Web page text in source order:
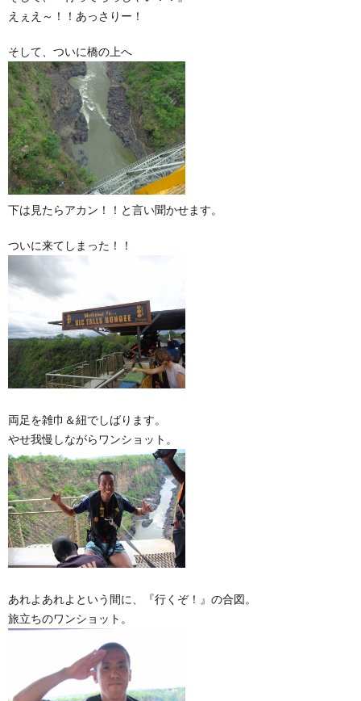
えぇえ～！！あっさりー！
そして、ついに橋の上へ
下は見たらアカン！！と言い聞かせます。
ついに来てしまった！！
両足を雑巾＆紐でしばります。
やせ我慢しながらワンショット。
あれよあれよという間に、『行くぞ！』の合図。
旅立ちのワンショット。